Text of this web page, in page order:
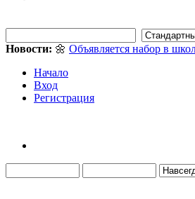
Новости: 🌼 Объявляется набор в
Начало
Вход
Регистрация